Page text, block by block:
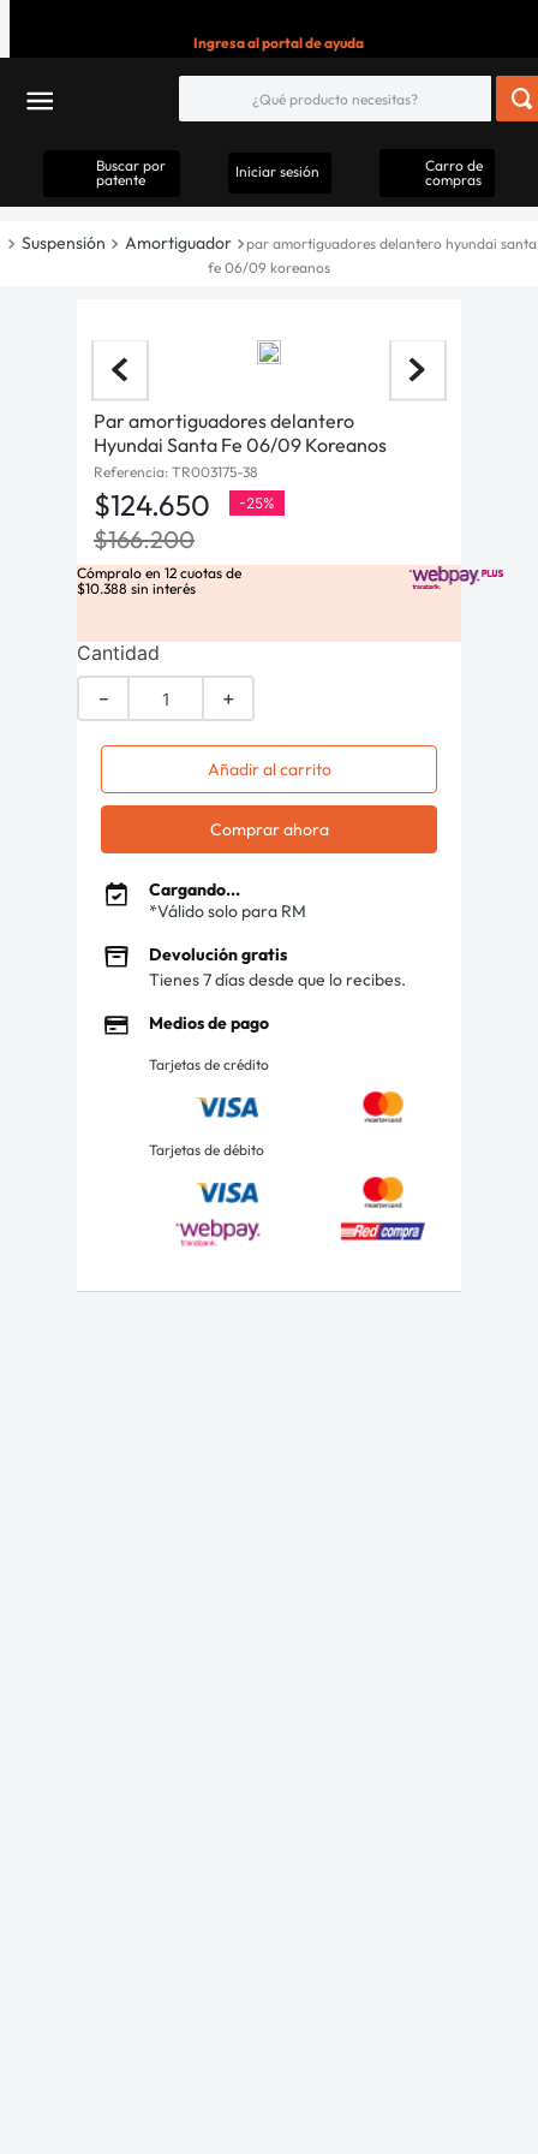
Ingresa al portal de ayuda
Buscar por
patente
Iniciar sesión
Carro de
compras
Suspensión Amortiguador
par amortiguadores delantero hyundai santa
fe 06/09 koreanos
Par amortiguadores delantero
Hyundai Santa Fe 06/09 Koreanos
Referencia: TR003175-38
$124.650 -25%
$166.200
Cómpralo en 12 cuotas de
$10.388 sin interés
Cantidad
＋
－
Añadir al carrito
Comprar ahora
Cargando...
*Válido solo para RM
Devolución gratis
Tienes 7 días desde que lo recibes.
Medios de pago
Tarjetas de crédito
Tarjetas de débito